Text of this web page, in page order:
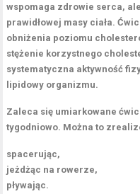
wspomaga zdrowie serca,
prawidłowej masy ciała.
obniżenia poziomu
stężenie korzystnego
systematyczna aktywność
lipidowy organizmu.
Zaleca się umiarkowane
tygodniowo. Można to
spacerując,
jeżdżąc na rowerze,
pływając.